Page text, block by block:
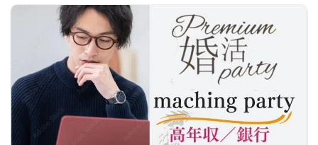
【2】名前･連絡先･メッセージをお書き下さい♪
【3】連絡先をお伝えする方法になるので積極的にご活用下さい♪
★気に入った方だけに自分の連絡先をカードで教えれます★
皆様のご参加お待ちしております♪
初デートで距離を一気に縮める
好きが高まりお付き合いに発展
2年後までに彼からプロポーズがあるかも？
前回参加の男性一部紹介！
30代／年収800万円以上／IT会社役員
20代／公務員／穏やかで聞き上手
30代／年収1200万円以上／経営者
などなど魅力的な方が多数でした！
県内最大数8対8！トークタイム中の連絡先交換自由
①＼群馬最大級の男女8対8／